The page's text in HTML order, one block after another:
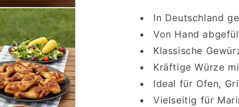
In Deutschland
Von Hand
Klassische
Kräftige Würze
Ideal für Ofen,
Vielseitig für